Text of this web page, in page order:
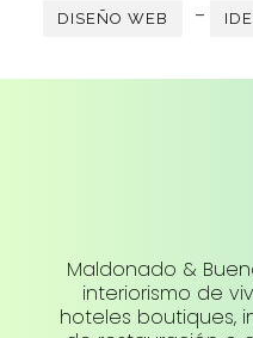
DISEÑO WEB –
Maldonado &
interiorismo de
hoteles boutiques,